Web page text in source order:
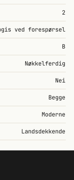
2
ved forespørsel
B
Nøkkelferdig
Nei
Begge
Moderne
Landsdekkende